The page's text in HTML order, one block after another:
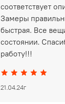
соответствует
Замеры
быстрая. Все
состоянии.
работу!!!
21.04.24г